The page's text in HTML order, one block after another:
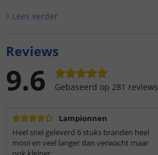
Lees verder
Reviews
9.6 Gebaseerd op 281 reviews
Lampionnen
Heel snel geleverd 6 stuks branden heel
mooi en veel langer dan verwacht maar